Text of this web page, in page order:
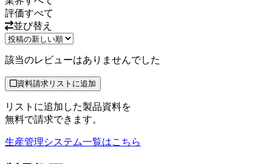
評価すべて
並び替え
該当のレビューはありませんでした
資料請求リストに追加
リストに追加した製品資料を
無料で請求できます。
生産管理システム一覧はこちら